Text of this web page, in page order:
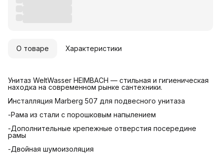
О товаре Характеристики
Унитаз WeltWasser HEIMBACH — стильная и гигиеническая
находка на современном рынке сантехники.
Инсталляция Marberg 507 для подвесного унитаза
-Рама из стали с порошковым напылением
-Дополнительные крепежные отверстия посередине
рамы
-Двойная шумоизоляция